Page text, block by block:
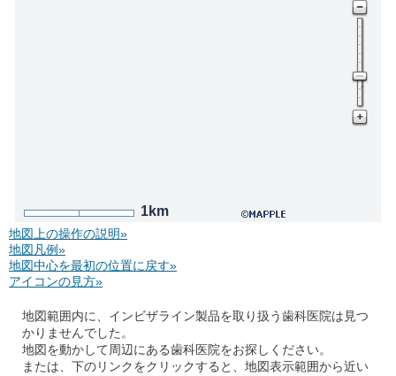
1km
地図上の操作の説明»
地図凡例»
地図中心を最初の位置に戻す»
アイコンの見方»
地図範囲内に、インビザライン製品を取り扱う歯科医院は見つ
かりませんでした。
地図を動かして周辺にある歯科医院をお探しください。
または、下のリンクをクリックすると、地図表示範囲から近い